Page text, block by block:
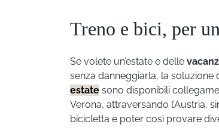
Treno e bici, per
Se volete un’estate e delle
senza danneggiarla, la soluzione
estate sono disponibili
Verona, attraversando l’Austria,
bicicletta e poter così provare